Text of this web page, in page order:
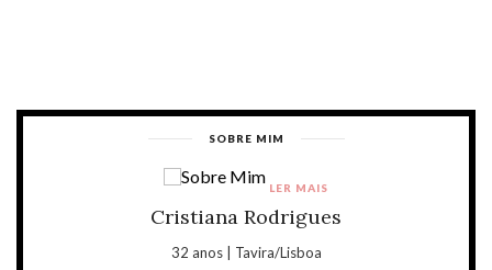
SOBRE MIM
Cristiana Rodrigues
32 anos | Tavira/Lisboa
LER MAIS